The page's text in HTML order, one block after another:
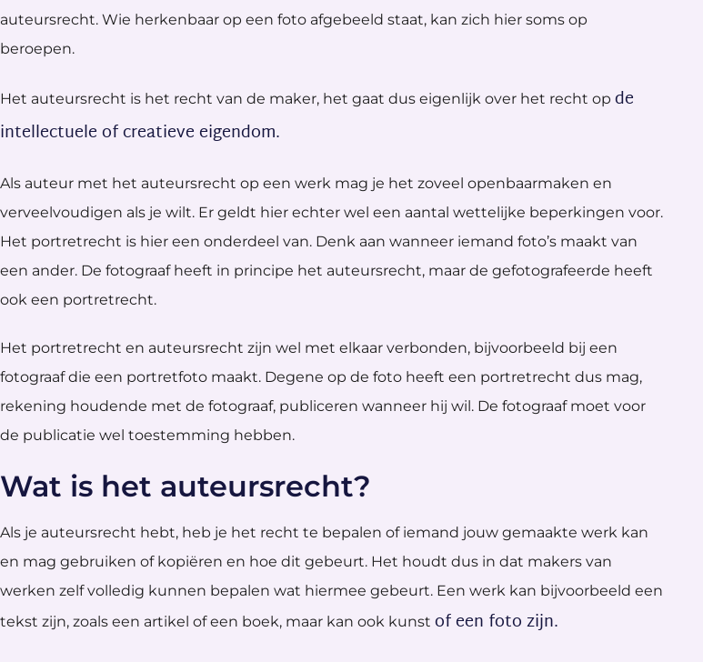
auteursrecht. Wie herkenbaar op een foto afgebeeld staat, kan zich hier soms op
beroepen.
Het auteursrecht is het recht van de maker, het gaat dus eigenlijk over het recht op de
intellectuele of creatieve eigendom.
Als auteur met het auteursrecht op een werk mag je het zoveel openbaarmaken en
verveelvoudigen als je wilt. Er geldt hier echter wel een aantal wettelijke beperkingen voor.
Het portretrecht is hier een onderdeel van. Denk aan wanneer iemand foto’s maakt van
een ander. De fotograaf heeft in principe het auteursrecht, maar de gefotografeerde heeft
ook een portretrecht.
Het portretrecht en auteursrecht zijn wel met elkaar verbonden, bijvoorbeeld bij een
fotograaf die een portretfoto maakt. Degene op de foto heeft een portretrecht dus mag,
rekening houdende met de fotograaf, publiceren wanneer hij wil. De fotograaf moet voor
de publicatie wel toestemming hebben.
Wat is het auteursrecht?
Als je auteursrecht hebt, heb je het recht te bepalen of iemand jouw gemaakte werk kan
en mag gebruiken of kopiëren en hoe dit gebeurt. Het houdt dus in dat makers van
werken zelf volledig kunnen bepalen wat hiermee gebeurt. Een werk kan bijvoorbeeld een
tekst zijn, zoals een artikel of een boek, maar kan ook kunst of een foto zijn.